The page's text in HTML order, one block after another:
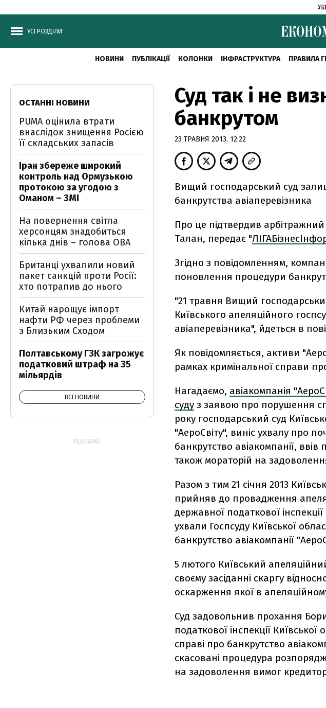
УСІ РОЗДІЛИ
НОВИНИ ПУБЛІКАЦІЇ КОЛОНКИ ІНФРАСТРУКТУРА ПРАВИЛА
Суд так і не
банкрутом
23 ТРАВНЯ 2013, 12:22
Вищий господарський суд
банкрутства авіаперевізника
Про це підтвердив
Талан, передає "
Згідно з повідомленням,
поновлення процедури
"21 травня Вищий
Київського апеляційного
авіаперевізника", йдеться в
Як повідомляється, активи
рамках кримінальної справи
Нагадаємо, авіакомпанія
суду з заявою про порушення
року господарський суд
"АероСвіту", виніс ухвалу про
банкрутство авіакомпанії,
також мораторій на
Разом з тим 21 січня 2013
прийняв до провадження
державної податкової
ухвали Госпсуду Київської
банкрутство авіакомпанії
5 лютого Київський
своєму засіданні скаргу
оскарження якої в
Суд задовольнив прохання
податкової інспекції
справі про банкрутство
скасовані процедура
на задоволення вимог
ОСТАННІ НОВИНИ
PUMA оцінила втрати
внаслідок знищення Росією
її складських запасів
Іран збереже широкий
контроль над Ормузькою
протокою за угодою з
Оманом – ЗМІ
На повернення світла
херсонцям знадобиться
кілька днів – голова ОВА
Британці ухвалили новий
пакет санкцій проти Росії:
хто потрапив до нього
Китай нарощує імпорт
нафти РФ через проблеми
з Близьким Сходом
Полтавському ГЗК загрожує
податковий штраф на 35
мільярдів
ВСІ НОВИНИ
РЕКЛАМА: